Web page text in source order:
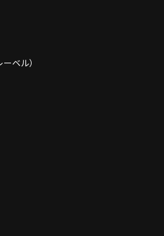
ベル）